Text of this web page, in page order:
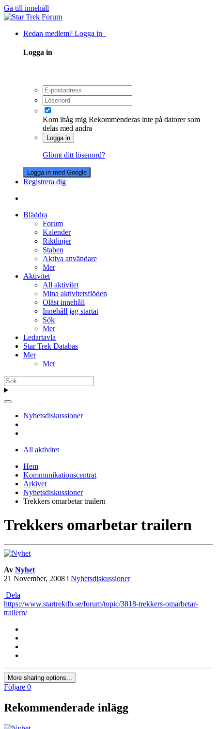
Gå till innehåll
Redan medlem? Logga in
Logga in
Kom ihåg mig Rekommenderas inte på datorer som
delas med andra
Logga in
Glömt ditt lösenord?
Logga in med Google
Registrera dig
Bläddra
Forum
Kalender
Riktlinjer
Staben
Aktiva användare
Mer
Aktivitet
All aktivitet
Mina aktivitetsflöden
Oläst innehåll
Innehåll jag startat
Sök
Mer
Ledartavla
Star Trek Databas
Mer
Mer
Nyhetsdiskussioner
All aktivitet
Hem
Kommunikationscentrat
Arkivet
Nyhetsdiskussioner
Trekkers omarbetar trailern
Trekkers omarbetar trailern
Av Nyhet
21 November, 2008 i Nyhetsdiskussioner
Dela
https://www.startrekdb.se/forum/topic/3818-trekkers-omarbetar-
trailern/
More sharing options...
Följare 0
Rekommenderade inlägg